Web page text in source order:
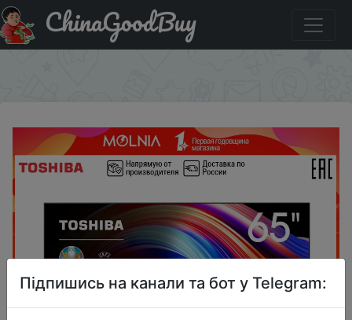
Промокод на знижку SSAN3000 TV 65 inch TV Toshiba
65u5069 4K UHD Smart TV 6069inchtv
ChinaGoodBuy
Підпишись на канали та бот у Telegram: